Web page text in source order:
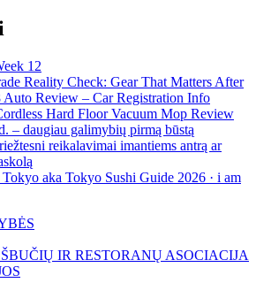
12
Reality Check: Gear That Matters After
Auto Review – Car Registration Info
Hard Floor Vacuum Mop Review
– daugiau galimybių pirmą būstą
reikalavimai imantiems antrą ar
aka Tokyo Sushi Guide 2026 · i am
IR RESTORANŲ ASOCIACIJA